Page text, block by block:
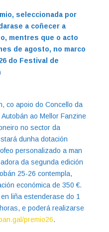
seleccionada por
a coñecer a
mentres que o acto
de agosto, no marco
do Festival de
co apoio do Concello da
ao Mellor Fanzine
no sector da
dunha dotación
personalizado a man
da segunda edición
25-26 contempla,
económica de 350 €.
liña estenderase do 1
e poderá realizarse
premio26.